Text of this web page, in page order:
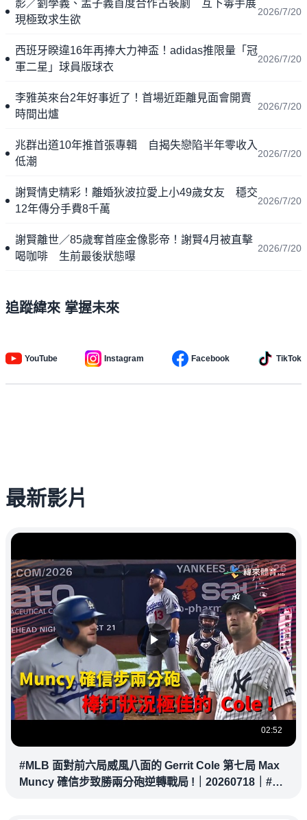
影／劉學義、孟子義首度合作古裝劇 互下毒手展
現極致求生欲
2026/7/20
西班牙睽違16年再捧大力神盃！adidas推限量「冠
軍二星」球員版球衣
2026/7/20
李雅英來台2年好事近了！首場近距離見面會開賣
時間出爐
2026/7/20
兆群出道10年推首張專輯 自揭失戀陷半年零收入
低潮
2026/7/20
謝賢情史精彩！離婚狄波拉愛上小49歲女友 穩交
12年傳分手費8千萬
2026/7/20
謝賢離世／85歲奪首座金像影帝！謝賢4月被直擊
喝咖啡 生前最後狀態曝
2026/7/20
追蹤緯來 掌握未來
YouTube Instagram Facebook TikTok
最新影片
02:52
#MLB 面對前六局威風八面的 Gerrit Cole 第七局 Max
Muncy 確信步致勝兩分砲逆轉戰局 !｜20260718｜#洛